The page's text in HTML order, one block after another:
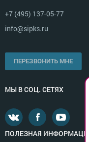
+7 (495) 137-05-77
info@sipks.ru
ПЕРЕЗВОНИТЬ МНЕ
МЫ В СОЦ. СЕТЯХ
ПОЛЕЗНАЯ ИНФОРМАЦИЯ